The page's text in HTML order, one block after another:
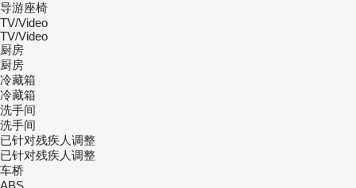
导游座椅
TV/Video
TV/Video
厨房
厨房
冷藏箱
冷藏箱
洗手间
洗手间
已针对残疾人调整
已针对残疾人调整
车桥
ABS